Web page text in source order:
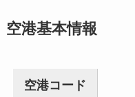
空港基本情報
空港コード